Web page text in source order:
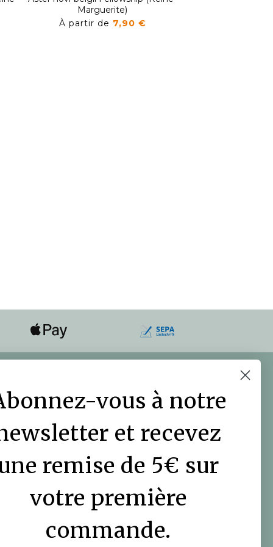
Marguerite)
À partir de 7,90 €
Le blog DutchGrown
Vidéos
vous à notre
et recevez
remise de 5€ sur
votre première
commande.